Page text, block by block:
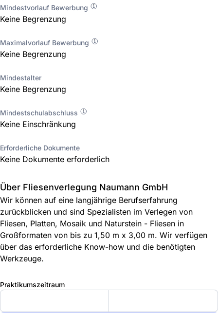
Mindestvorlauf Bewerbung
Keine Begrenzung
Maximalvorlauf Bewerbung
Keine Begrenzung
Mindestalter
Keine Begrenzung
Mindestschulabschluss
Keine Einschränkung
Erforderliche Dokumente
Keine Dokumente erforderlich
Über Fliesenverlegung Naumann GmbH
Wir können auf eine langjährige Berufserfahrung
zurückblicken und sind Spezialisten im Verlegen von
Fliesen, Platten, Mosaik und Naturstein - Fliesen in
Großformaten von bis zu 1,50 m x 3,00 m. Wir verfügen
über das erforderliche Know-how und die benötigten
Werkzeuge.
Praktikumszeitraum